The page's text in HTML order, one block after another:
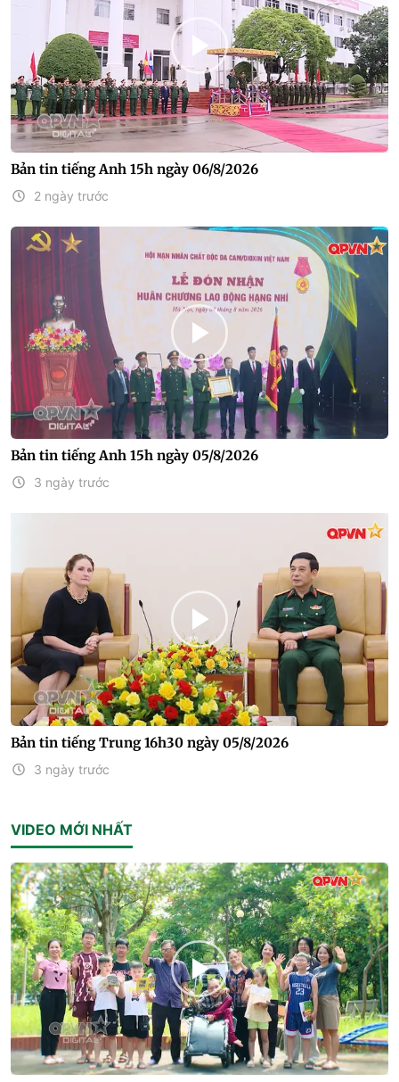
Bản tin tiếng Anh 15h ngày 06/8/2026
2 ngày trước
Bản tin tiếng Anh 15h ngày 05/8/2026
3 ngày trước
Bản tin tiếng Trung 16h30 ngày 05/8/2026
3 ngày trước
VIDEO MỚI NHẤT